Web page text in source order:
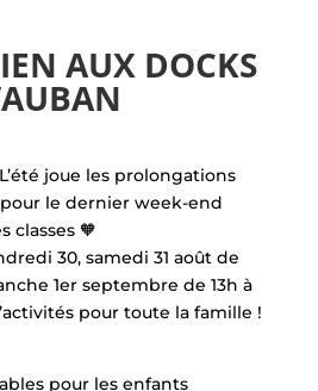
AUX DOCKS
L’été joue les prolongations
le dernier week-end
classes 🧡
30, samedi 31 août de
1er septembre de 13h à
pour toute la famille !
pour les enfants